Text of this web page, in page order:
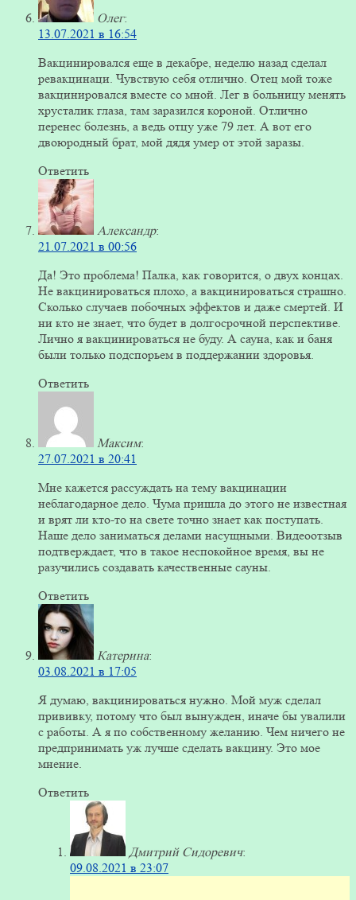
Олег:
13.07.2021 в 16:54
Вакцинировался еще в декабре, неделю назад сделал
ревакцинаци. Чувствую себя отлично. Отец мой тоже
вакцинировался вместе со мной. Лег в больницу менять
хрусталик глаза, там заразился короной. Отлично
перенес болезнь, а ведь отцу уже 79 лет. А вот его
двоюродный брат, мой дядя умер от этой заразы.
Ответить
Александр:
21.07.2021 в 00:56
Да! Это проблема! Палка, как говорится, о двух концах.
Не вакцинироваться плохо, а вакцинироваться страшно.
Сколько случаев побочных эффектов и даже смертей. И
ни кто не знает, что будет в долгосрочной перспективе.
Лично я вакцинироваться не буду. А сауна, как и баня
были только подспорьем в поддержании здоровья.
Ответить
Максим:
27.07.2021 в 20:41
Мне кажется рассуждать на тему вакцинации
неблагодарное дело. Чума пришла до этого не известная
и врят ли кто-то на свете точно знает как поступать.
Наше дело заниматься делами насущными. Видеоотзыв
подтверждает, что в такое неспокойное время, вы не
разучились создавать качественные сауны.
Ответить
Катерина:
03.08.2021 в 17:05
Я думаю, вакцинироваться нужно. Мой муж сделал
прививку, потому что был вынужден, иначе бы увалили
с работы. А я по собственному желанию. Чем ничего не
предпринимать уж лучше сделать вакцину. Это мое
мнение.
Ответить
Дмитрий Сидоревич:
09.08.2021 в 23:07